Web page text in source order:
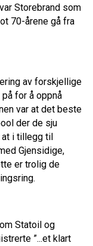
Storebrand som
70-årene gå fra
av forskjellige
for å oppnå
var at det beste
der de sju
i tillegg til
Gjensidige,
er trolig de
Statoil og
”...et klart